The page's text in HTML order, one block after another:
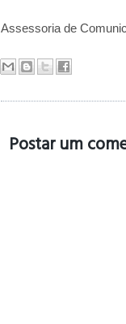
Assessoria de
Postar um